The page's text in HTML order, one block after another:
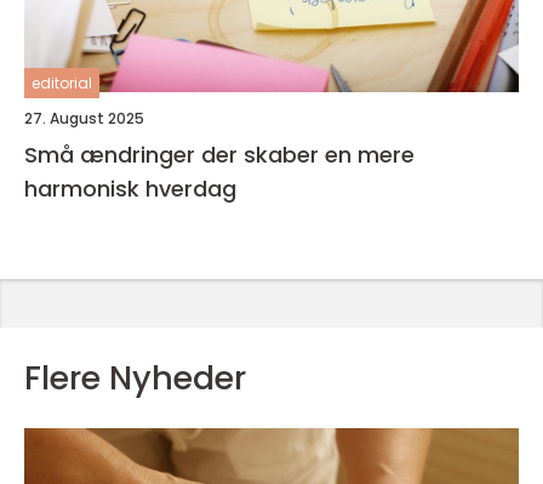
editorial
27. August 2025
Små ændringer der skaber en mere
harmonisk hverdag
Flere Nyheder